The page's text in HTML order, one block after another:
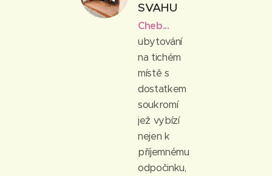
SVAHU
Cheb...
ubytování
na tichém
místě s
dostatkem
soukromí
jež vybízí
nejen k
příjemnému
odpočinku,